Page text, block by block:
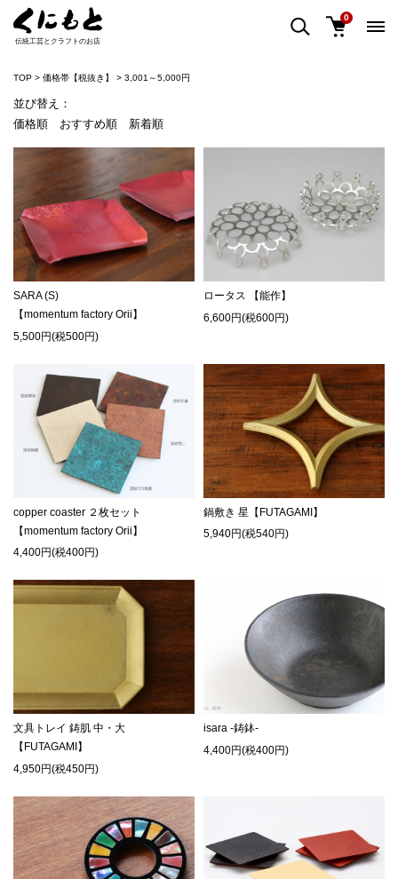
伝統工芸とクラフトのお店
0
TOP 価格帯【税抜き】 3,001～5,000円
並び替え：
価格順
おすすめ順 新着順
SARA (S)
【momentum factory Orii】
5,500円(税500円)
ロータス 【能作】
6,600円(税600円)
copper coaster ２枚セット
【momentum factory Orii】
4,400円(税400円)
鍋敷き 星【FUTAGAMI】
5,940円(税540円)
文具トレイ 鋳肌 中・大
【FUTAGAMI】
4,950円(税450円)
isara -鋳鉢-
4,400円(税400円)